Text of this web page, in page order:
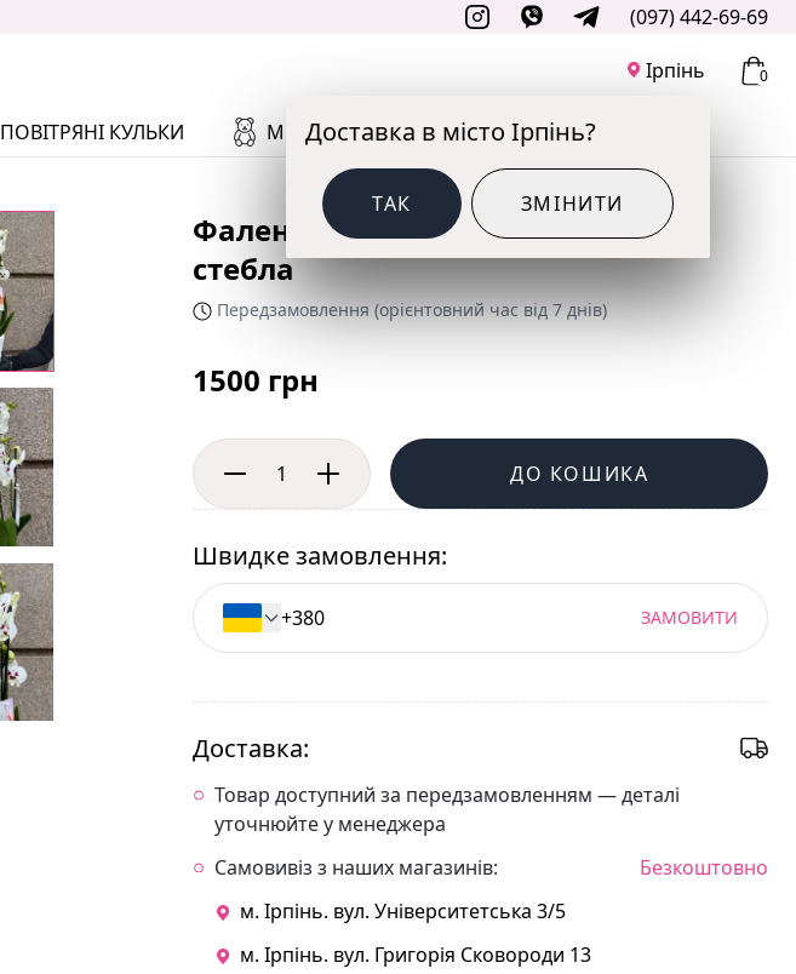
(097) 442-69-69
Ірпінь
Доставка в місто Ірпінь?
ТАК ЗМІНИТИ
0
ПОВІТРЯНІ КУЛЬКИ М'ЯКІ ІГРАШКИ ДО СВЯТА
Фаленопсис біло-фіолетовий 3
стебла
Передзамовлення (орієнтовний час від 7 днів)
1500 грн
ДО КОШИКА
Швидке замовлення:
ЗАМОВИТИ
Доставка:
Товар доступний за передзамовленням — деталі
уточнюйте у менеджера
Самовивіз з наших магазинів:
Безкоштовно
м. Ірпінь. вул. Університетська 3/5
м. Ірпінь. вул. Григорія Сковороди 13